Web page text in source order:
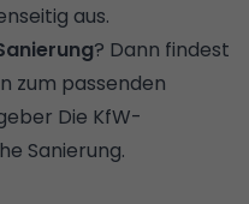
aus.
? Dann findest
zum passenden
Die KfW-
Sanierung.